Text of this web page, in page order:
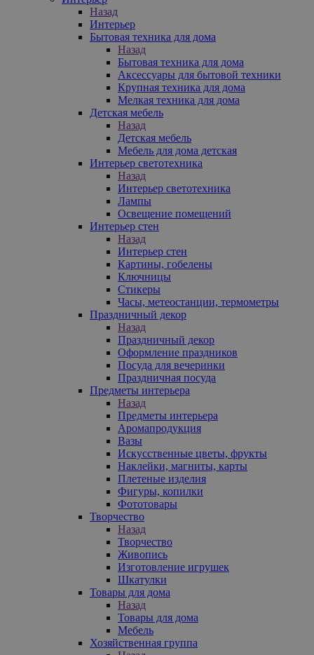
Назад
Интерьер
Бытовая техника для дома
Назад
Бытовая техника для дома
Аксессуары для бытовой техники
Крупная техника для дома
Мелкая техника для дома
Детская мебель
Назад
Детская мебель
Мебель для дома детская
Интерьер светотехника
Назад
Интерьер светотехника
Лампы
Освещение помещений
Интерьер стен
Назад
Интерьер стен
Картины, гобелены
Ключницы
Стикеры
Часы, метеостанции, термометры
Праздничный декор
Назад
Праздничный декор
Оформление праздников
Посуда для вечеринки
Праздничная посуда
Предметы интерьера
Назад
Предметы интерьера
Аромапродукция
Вазы
Искусственные цветы, фрукты
Наклейки, магниты, карты
Плетеные изделия
Фигуры, копилки
Фототовары
Творчество
Назад
Творчество
Живопись
Изготовление игрушек
Шкатулки
Товары для дома
Назад
Товары для дома
Мебель
Хозяйственная группа